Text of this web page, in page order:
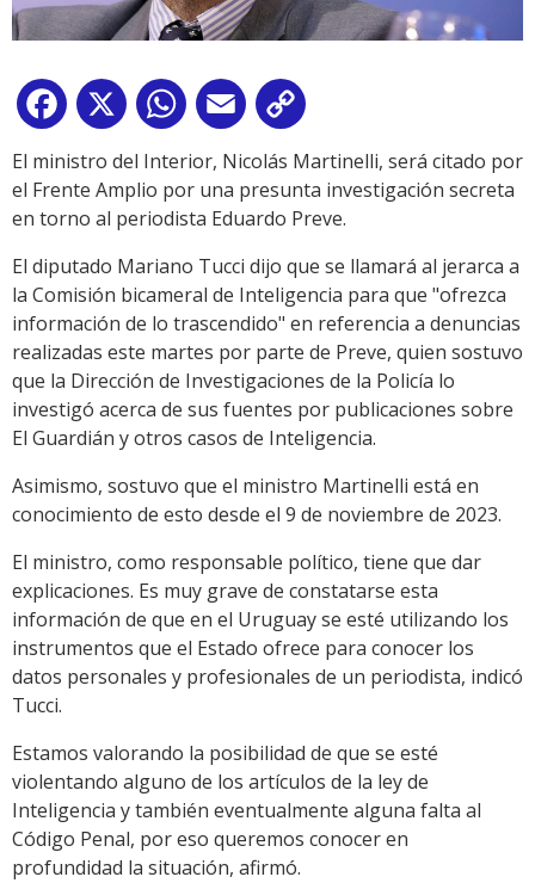
Facebook
X WhatsApp
Email
Link
El ministro del Interior, Nicolás Martinelli, será citado por
el Frente Amplio por una presunta investigación secreta
en torno al periodista Eduardo Preve.
El diputado Mariano Tucci dijo que se llamará al jerarca a
la Comisión bicameral de Inteligencia para que "ofrezca
información de lo trascendido" en referencia a denuncias
realizadas este martes por parte de Preve, quien sostuvo
que la Dirección de Investigaciones de la Policía lo
investigó acerca de sus fuentes por publicaciones sobre
El Guardián y otros casos de Inteligencia.
Asimismo, sostuvo que el ministro Martinelli está en
conocimiento de esto desde el 9 de noviembre de 2023.
El ministro, como responsable político, tiene que dar
explicaciones. Es muy grave de constatarse esta
información de que en el Uruguay se esté utilizando los
instrumentos que el Estado ofrece para conocer los
datos personales y profesionales de un periodista, indicó
Tucci.
Estamos valorando la posibilidad de que se esté
violentando alguno de los artículos de la ley de
Inteligencia y también eventualmente alguna falta al
Código Penal, por eso queremos conocer en
profundidad la situación, afirmó.